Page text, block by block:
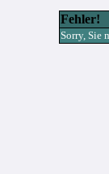
Fehler!
Sorry, Sie